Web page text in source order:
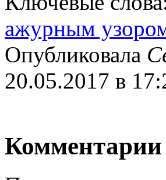
ажурным
Опубликовала
20.05.2017 в
Комментарии